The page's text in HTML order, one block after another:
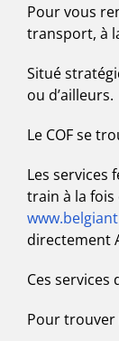
Pour vous
transport, à
Situé
ou d’ailleurs.
Le COF se
Les services
train à la
directement
Ces
Pour trouver